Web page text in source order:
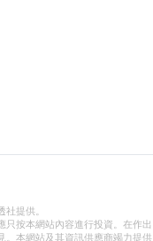
提供。
按本網站內容進行投資。在作出
。本網站及其資訊供應商竭力提供